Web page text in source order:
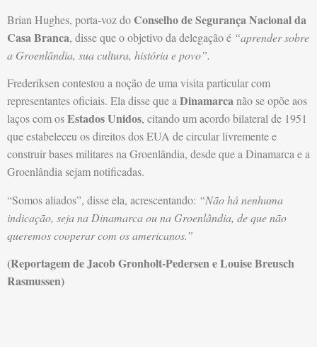
Brian Hughes, porta-voz do Conselho de Segurança Nacional da
Casa Branca, disse que o objetivo da delegação é “aprender sobre
a Groenlândia, sua cultura, história e povo”.
Frederiksen contestou a noção de uma visita particular com
representantes oficiais. Ela disse que aDinamarcanão se opõe aos
laços com osEstados Unidos, citando um acordo bilateral de 1951
que estabeleceu os direitos dos EUA de circular livremente e
construir bases militares na Groenlândia, desde que a Dinamarca e a
Groenlândia sejam notificadas.
“Somos aliados”, disse ela, acrescentando: “Não há nenhuma
indicação, seja na Dinamarca ou na Groenlândia, de que não
queremos cooperar com os americanos.”
(Reportagem de Jacob Gronholt-Pedersen e Louise Breusch
Rasmussen)